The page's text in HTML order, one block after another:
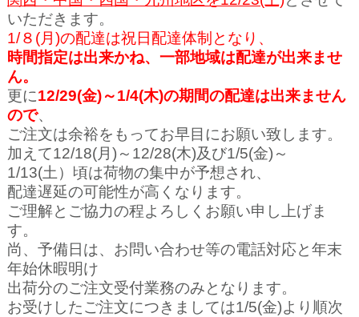
いただきます。
1/８(月)の配達は祝日配達体制となり、
時間指定は出来かね、一部地域は配達が出来ませ
ん。
更に12/29(金)～1/4(木)の期間の配達は出来ません
ので、
ご注文は余裕を もってお早目にお願い致します。
加えて12/18(月)～12/28(木)及び1/5(金)～
1/13(土）頃は荷物の集中が予想され、
配達遅延の可能性が高くなります。
ご理解とご協力の程よろしくお願い申し上げま
す。
尚、予備日は、お問い合わせ等の電話対応と年末
年始休暇明け
出荷分のご注文受付業務のみとなります。
お受けしたご注文につきましては1/5(金)より順次